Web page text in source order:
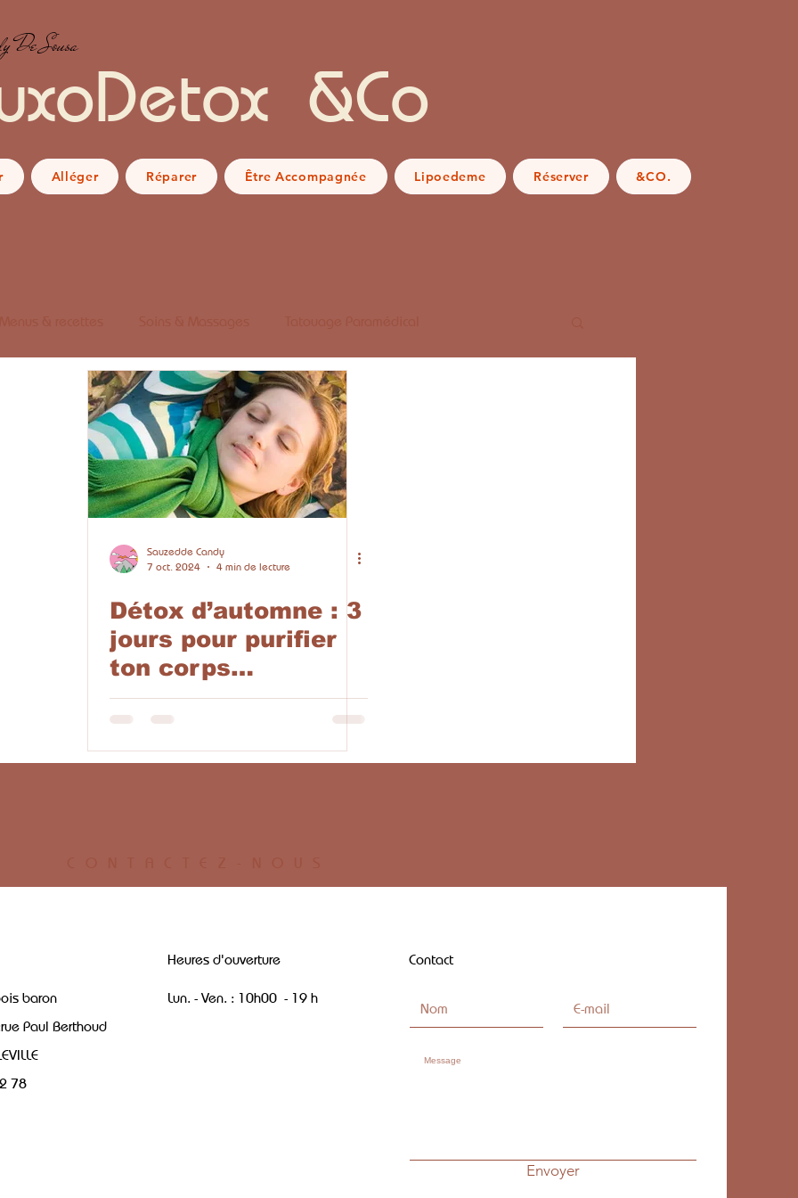
&Co
De Sousa
Alléger Réparer Être Accompagnée Lipoedeme Réserver &CO.
Sauzedde Candy
7 oct. 2024
4 min de lecture
Détox d’automne : 3
jours pour purifier
ton corps
naturellement ! 🍂🍏
baron
Paul Berthoud
78
Heures d'ouverture
Lun. - Ven. : 10h00 - 19 h
Contact
Envoyer